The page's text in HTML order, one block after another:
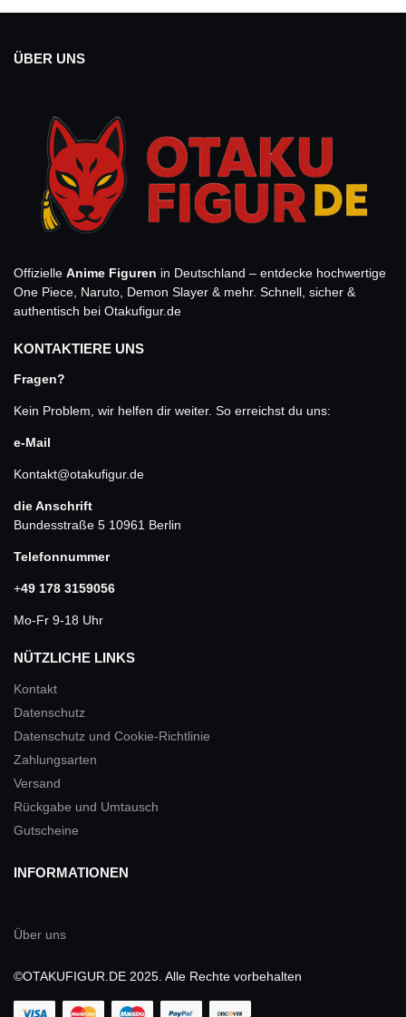
ÜBER UNS
Offizielle Anime Figuren in Deutschland – entdecke hochwertige
One Piece, Naruto, Demon Slayer & mehr. Schnell, sicher &
authentisch bei Otakufigur.de
KONTAKTIERE UNS
Fragen?
Kein Problem, wir helfen dir weiter. So erreichst du uns:
e-Mail
Kontakt@otakufigur.de
die Anschrift
Bundesstraße 5 10961 Berlin
Telefonnummer
+49 178 3159056
Mo-Fr 9-18 Uhr
NÜTZLICHE LINKS
Kontakt
Datenschutz
Datenschutz und Cookie-Richtlinie
Zahlungsarten
Versand
Rückgabe und Umtausch
Gutscheine
INFORMATIONEN
Über uns
©OTAKUFIGUR.DE 2025. Alle Rechte vorbehalten
Katze Navigatorin Vinyl Sammelfigur